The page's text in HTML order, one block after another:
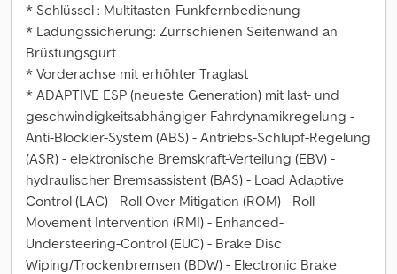
* Schlüssel : Multitasten-Funkfernbedienung
* Ladungssicherung: Zurrschienen Seitenwand an
Brüstungsgurt
* Vorderachse mit erhöhter Traglast
* ADAPTIVE ESP (neueste Generation) mit last- und
geschwindigkeitsabhängiger Fahrdynamikregelung -
Anti-Blockier-System (ABS) - Antriebs-Schlupf-Regelung
(ASR) - elektronische Bremskraft-Verteilung (EBV) -
hydraulischer Bremsassistent (BAS) - Load Adaptive
Control (LAC) - Roll Over Mitigation (ROM) - Roll
Movement Intervention (RMI) - Enhanced-
Understeering-Control (EUC) - Brake Disc
Wiping/Trockenbremsen (BDW) - Electronic Brake